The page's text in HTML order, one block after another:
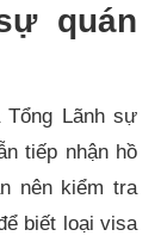
quán
Lãnh sự
tiếp nhận hồ
nên kiểm tra
biết loại visa